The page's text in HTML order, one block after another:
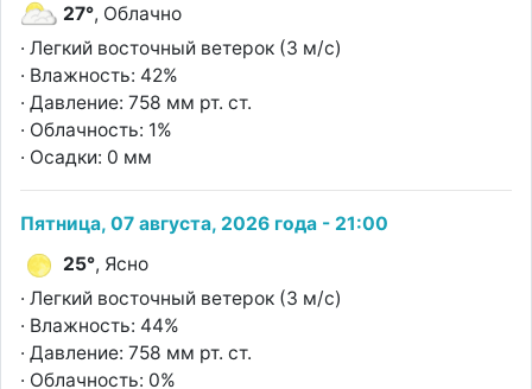
27°, Облачно
· Легкий восточный ветерок (3 м/с)
· Влажность: 42%
· Давление: 758 мм рт. ст.
· Облачность: 1%
· Осадки: 0 мм
Пятница, 07 августа, 2026 года - 21:00
25°, Ясно
· Легкий восточный ветерок (3 м/с)
· Влажность: 44%
· Давление: 758 мм рт. ст.
· Облачность: 0%